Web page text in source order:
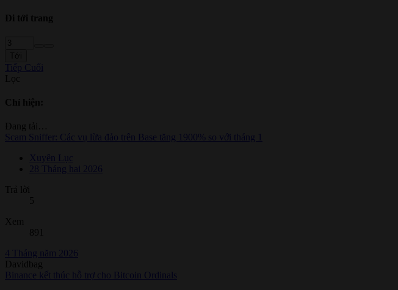
Đi tới trang
Tiếp Cuối
Lọc
Chỉ hiện:
Đang tải…
Scam Sniffer: Các vụ lừa đảo trên Base tăng 1900% so với tháng 1
Xuyên Lục
28 Tháng hai 2026
Trả lời
5
Xem
891
4 Tháng năm 2026
Davidbag
Binance kết thúc hỗ trợ cho Bitcoin Ordinals